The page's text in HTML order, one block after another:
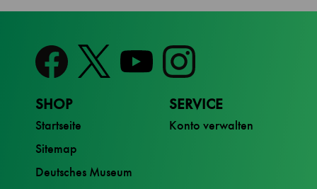
SHOP
Startseite
Sitemap
Deutsches Museum
SERVICE
Konto verwalten